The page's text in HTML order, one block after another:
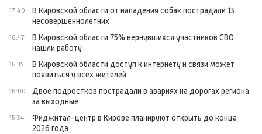
17:40
В Кировской области от нападения собак пострадали 13
несовершеннолетних
16:47
В Кировской области 75% вернувшихся участников СВО
нашли работу
16:15
В Кировской области доступ к интернету и связи может
появиться у всех жителей
16:00
Двое подростков пострадали в авариях на дорогах региона
за выходные
15:34
Фиджитал-центр в Кирове планируют открыть до конца
2026 года